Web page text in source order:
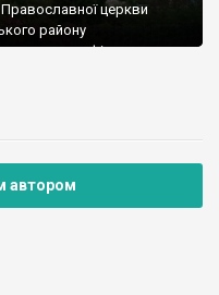
Православної церкви
району
парафіяльного
автором